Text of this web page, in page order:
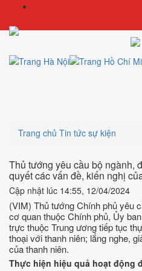
Trang chủ Tin tức sự kiện
Thủ tướng yêu cầu bộ ngành,
quyết các vấn đề, kiến nghị
Cập nhật lúc 14:55, 12/04/2024
(VIM) Thủ tướng Chính phủ yêu
cơ quan thuộc Chính phủ, Ủy
trực thuộc Trung ương tiếp tục
thoại với thanh niên; lắng nghe,
của thanh niên.
Thực hiện hiệu quả hoạt động